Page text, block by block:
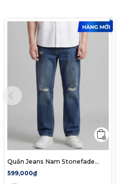
Quần Jeans Nam Stonefade
Form Straight
599,000₫